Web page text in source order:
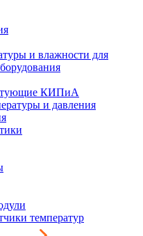
и влажности для
КИПиА
и давления
температур